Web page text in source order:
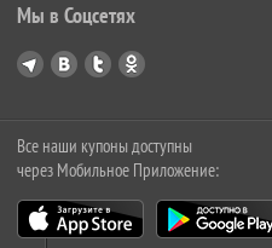
Мы в Соцсетях
Все наши купоны доступны
через Мобильное Приложение: